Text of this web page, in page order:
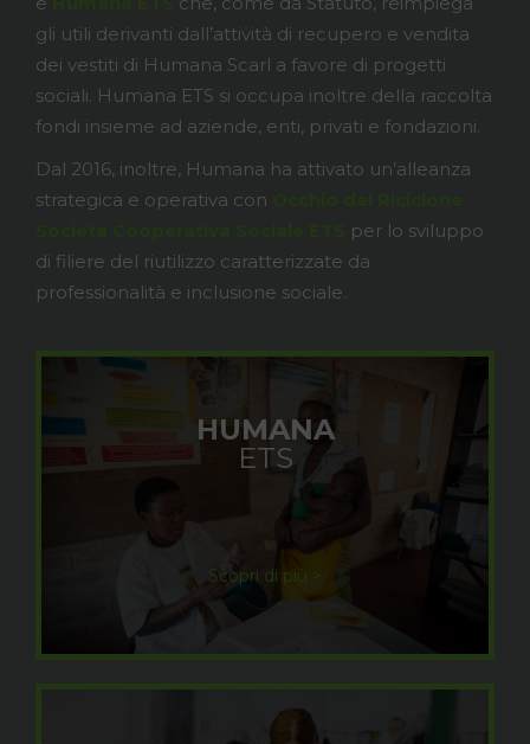
gli utili derivanti dall’attività di recupero e vendita
dei vestiti di Humana Scarl a favore di progetti
sociali. Humana ETS si occupa inoltre della raccolta
fondi insieme ad aziende, enti, privati e fondazioni.
Dal 2016, inoltre, Humana ha attivato un’alleanza
strategica e operativa con
per lo sviluppo
di filiere del riutilizzo caratterizzate da
professionalità e inclusione sociale.
HUMANA
ETS
Scopri di più >